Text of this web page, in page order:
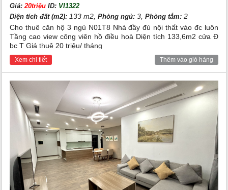
+ Ngoài ra là căn số 03 và 07 có diện tích 113,89m2, trong
đó căn số 03 có hướng loggia Đông Nam, là căn đẹp nhất của
tòa nhà, có ban công hướng Đông và Nam nhìn ra Hồ Tây còn
căn số 07 là căn góc có ban công hướng Tây và Bắc nhìn
ra cầu Nhật Tân, Khu đại sứ quán, khu biệt thự.
+ Căn số 01 và 05 có diện tích 124,15m2 trong đó Căn số 01 có
ban công hướng Đông và Bắc tầm nhìn ra cầu Nhật Tân và Hồ
Tây còn Căn số 05 có ban công hướng Tây và Nam nhìn ra Khu
đại sứ quán và khu biệt thự.
Giá:20triệu ID: VI1322
Diện tích đất (m2): 133 m2,Phòng ngủ: 3,Phòng tắm: 2
Cho thuê căn hộ 3 ngủ N01T8 Nhà đầy đủ nội thất vào đc luôn
Tầng cao view công viên hồ điều hoà Diện tích 133,6m2 cửa Đ
bc T Giá thuê 20 triệu/ tháng
Xem chi tiết Thêm vào giỏ hàng